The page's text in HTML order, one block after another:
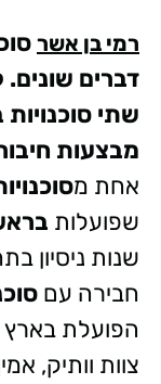
רמי בן אשר
דברים
שתי סוכנויות
מבצעות
אחת מ
שפועלות
שנות ניסיון
חבירה עם
צוות וותיק,